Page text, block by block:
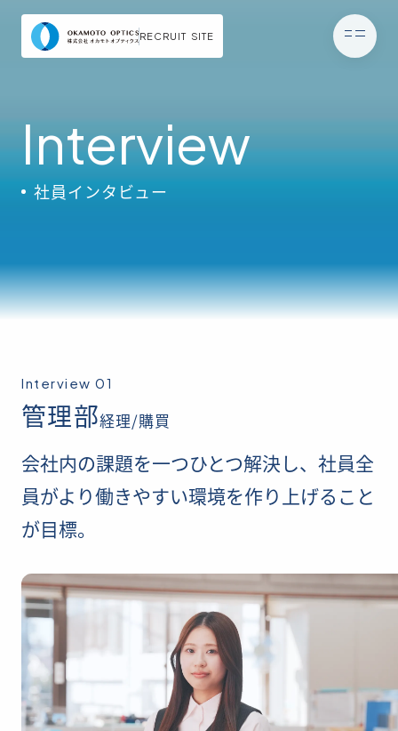
RECRUIT SITE
Top
Works
Interview
社員インタビュー
Interview 01
管理部経理/購買
会社内の課題を一つひとつ解決し、社員全
員がより働きやすい環境を作り上げること
が目標。